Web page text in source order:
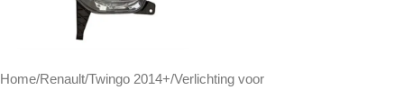
Home/Renault/Twingo 2014+/Verlichting voor